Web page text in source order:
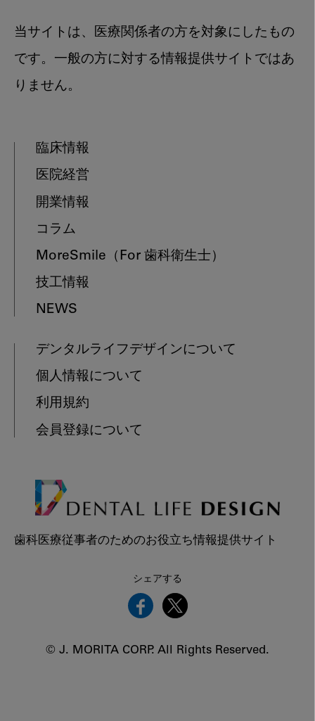
当サイトは、医療関係者の方を対象にしたもの
です。一般の方に対する情報提供サイトではあ
りません。
臨床情報
医院経営
開業情報
コラム
MoreSmile （For 歯科衛生士）
技工情報
NEWS
デンタルライフデザインについて
個人情報について
利用規約
会員登録について
歯科医療従事者のためのお役立ち情報提供サイト
シェアする
© J. MORITA CORP. All Rights Reserved.